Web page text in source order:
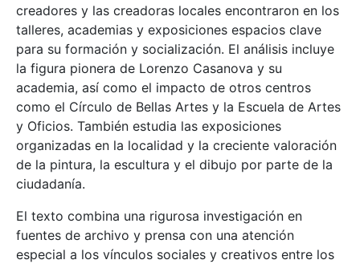
creadores y las creadoras locales encontraron en los
talleres, academias y exposiciones espacios clave
para su formación y socialización. El análisis incluye
la figura pionera de Lorenzo Casanova y su
academia, así como el impacto de otros centros
como el Círculo de Bellas Artes y la Escuela de Artes
y Oficios. También estudia las exposiciones
organizadas en la localidad y la creciente valoración
de la pintura, la escultura y el dibujo por parte de la
ciudadanía.
El texto combina una rigurosa investigación en
fuentes de archivo y prensa con una atención
especial a los vínculos sociales y creativos entre los